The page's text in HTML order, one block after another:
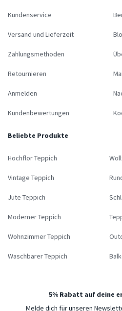
Kundenservice
Versand und Lieferzeit
Zahlungsmethoden
Retournieren
Anmelden
Kundenbewertungen
Beliebte Produkte
Hochflor Teppich
Vintage Teppich
Jute Teppich
Moderner Teppich
Wohnzimmer Teppich
Waschbarer Teppich
5% Rabatt auf deine
Melde dich für unseren